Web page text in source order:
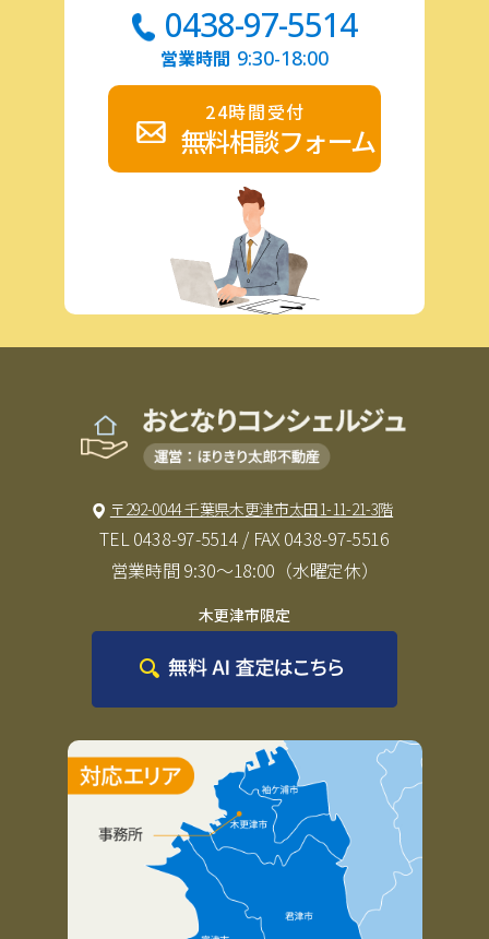
24時間受付
無料相談フォーム
0438-97-5514
営業時間 9:30-18:00
〒292-0044 千葉県木更津市太田1-11-21-3階
TEL0438-97-5514 / FAX 0438-97-5516
営業時間 9:30〜18:00（水曜定休）
木更津市限定